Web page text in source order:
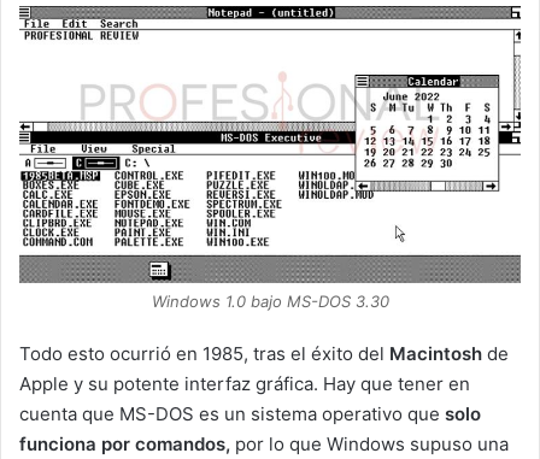
Windows 1.0 bajo MS-DOS 3.30
Todo esto ocurrió en 1985, tras el éxito del Macintosh de
Apple y su potente interfaz gráfica. Hay que tener en
cuenta que MS-DOS es un sistema operativo que solo
funciona por comandos, por lo que Windows supuso una